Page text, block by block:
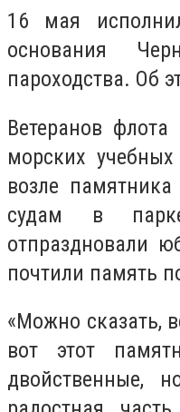
16 мая
основания
пароходства. Об
Ветеранов флота
морских
возле
судам в
отпраздновали
почтили память
«Можно сказать,
вот этот
двойственные,